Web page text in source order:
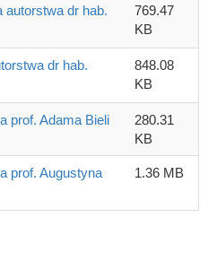
autorstwa dr hab.
769.47
KB
dr hab.
848.08
KB
prof. Adama Bieli
280.31
KB
prof. Augustyna
1.36 MB